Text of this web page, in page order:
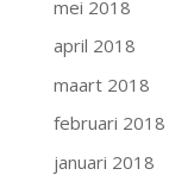
mei 2018
april 2018
maart 2018
februari 2018
januari 2018